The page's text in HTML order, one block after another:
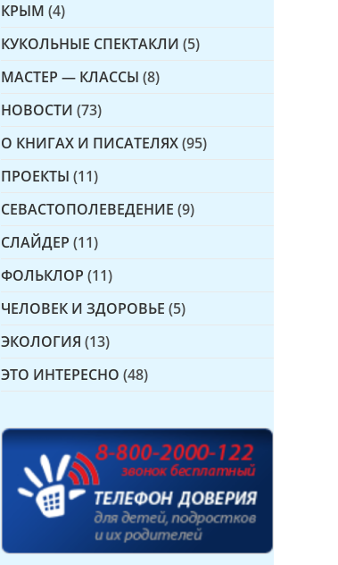
КРЫМ (4)
КУКОЛЬНЫЕ СПЕКТАКЛИ (5)
МАСТЕР — КЛАССЫ (8)
НОВОСТИ (73)
О КНИГАХ И ПИСАТЕЛЯХ(95)
ПРОЕКТЫ (11)
СЕВАСТОПОЛЕВЕДЕНИЕ (9)
СЛАЙДЕР (11)
ФОЛЬКЛОР (11)
ЧЕЛОВЕК И ЗДОРОВЬЕ (5)
ЭКОЛОГИЯ (13)
ЭТО ИНТЕРЕСНО (48)